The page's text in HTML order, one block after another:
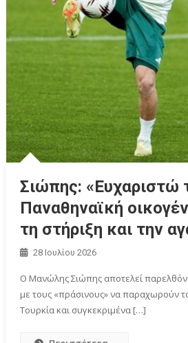
Σιώπης: «Ευχαριστώ
Παναθηναϊκή
τη στήριξη και την
28 Ιουλίου 2026
Ο Μανώλης Σιώπης αποτελεί
με τους «πράσινους» να παραχωρούν
Τουρκία και συγκεκριμένα […]